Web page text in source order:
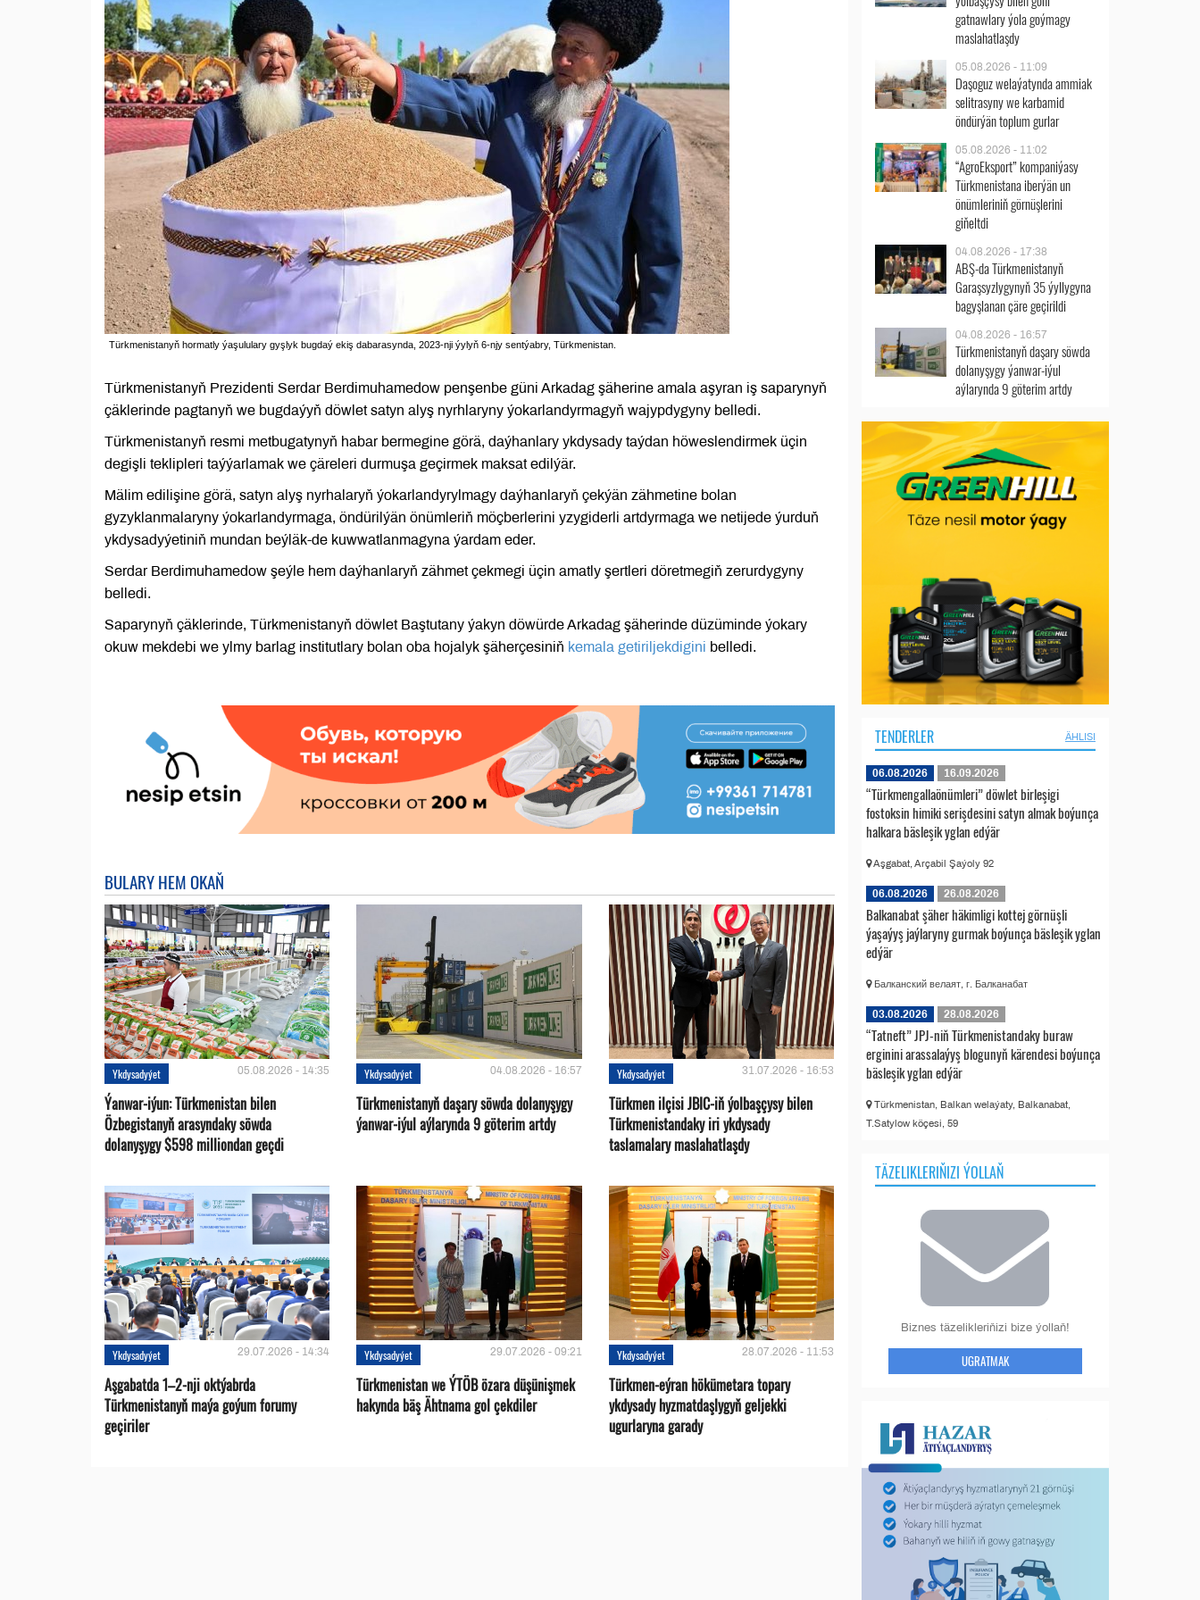
Türkmenistanyň hormatly ýaşululary gyşlyk bugdaý ekiş dabarasynda, 2023-nji ýylyň 6-njy sentýabry, Türkmenistan.
Türkmenistanyň Prezidenti Serdar Berdimuhamedow penşenbe güni Arkadag şäherine amala aşyran iş saparynyň
çäklerinde pagtanyň we bugdaýyň döwlet satyn alyş nyrhlaryny ýokarlandyrmagyň wajypdygyny belledi.
Türkmenistanyň resmi metbugatynyň habar bermegine görä, daýhanlary ykdysady taýdan höweslendirmek üçin
degişli teklipleri taýýarlamak we çäreleri durmuşa geçirmek maksat edilýär.
Mälim edilişine görä, satyn alyş nyrhalaryň ýokarlandyrylmagy daýhanlaryň çekýän zähmetine bolan
gyzyklanmalaryny ýokarlandyrmaga, öndürilýän önümleriň möçberlerini yzygiderli artdyrmaga we netijede ýurduň
ykdysadyýetiniň mundan beýläk-de kuwwatlanmagyna ýardam eder.
Serdar Berdimuhamedow şeýle hem daýhanlaryň zähmet çekmegi üçin amatly şertleri döretmegiň zerurdygyny
belledi.
Saparynyň çäklerinde, Türkmenistanyň döwlet Baştutany ýakyn döwürde Arkadag şäherinde düzüminde ýokary
okuw mekdebi we ylmy barlag institutlary bolan oba hojalyk şäherçesiniň kemala getiriljekdigini belledi.
BULARY HEM OKAŇ
Ykdysadyýet 05.08.2026 - 14:35
Ýanwar-iýun: Türkmenistan bilen
Özbegistanyň arasyndaky söwda
dolanyşygy $598 milliondan geçdi
Ykdysadyýet 04.08.2026 - 16:57
Türkmenistanyň daşary söwda dolanyşygy
ýanwar-iýul aýlarynda 9 göterim artdy
Ykdysadyýet 31.07.2026 - 16:53
Türkmen ilçisi JBIC-iň ýolbaşçysy bilen
Türkmenistandaky iri ykdysady
taslamalary maslahatlaşdy
Ykdysadyýet 29.07.2026 - 14:34
Aşgabatda 1–2-nji oktýabrda
Türkmenistanyň maýa goýum forumy
geçiriler
Ykdysadyýet 29.07.2026 - 09:21
Türkmenistan we ÝTÖB özara düşünişmek
hakynda bäş Ähtnama gol çekdiler
Ykdysadyýet 28.07.2026 - 11:53
Türkmen-eýran hökümetara topary
ykdysady hyzmatdaşlygyň geljekki
ugurlaryna garady
gatnawlary ýola goýmagy
maslahatlaşdy
05.08.2026 - 11:09
Daşoguz welaýatynda ammiak
selitrasyny we karbamid
öndürýän toplum gurlar
05.08.2026 - 11:02
“AgroEksport” kompaniýasy
Türkmenistana iberýän un
önümleriniň görnüşlerini
giňeltdi
04.08.2026 - 17:38
ABŞ-da Türkmenistanyň
Garaşsyzlygynyň 35 ýyllygyna
bagyşlanan çäre geçirildi
04.08.2026 - 16:57
Türkmenistanyň daşary söwda
dolanyşygy ýanwar-iýul
aýlarynda 9 göterim artdy
TENDERLER ÄHLISI
06.08.2026 16.09.2026
“Türkmengallaönümleri” döwlet birleşigi
fostoksin himiki serişdesini satyn almak boýunça
halkara bäsleşik yglan edýär
Aşgabat, Arçabil Şaýoly 92
06.08.2026 26.08.2026
Balkanabat şäher häkimligi kottej görnüşli
ýaşaýyş jaýlaryny gurmak boýunça bäsleşik yglan
edýär
Балканский велаят, г. Балканабат
03.08.2026 28.08.2026
“Tatneft” JPJ-niň Türkmenistandaky buraw
erginini arassalaýyş blogunyň kärendesi boýunça
bäsleşik yglan edýär
Türkmenistan, Balkan welaýaty, Balkanabat,
T.Satylow köçesi, 59
TÄZELIKLERIŇIZI ÝOLLAŇ
Biznes täzelikleriňizi bize ýollaň!
UGRATMAK